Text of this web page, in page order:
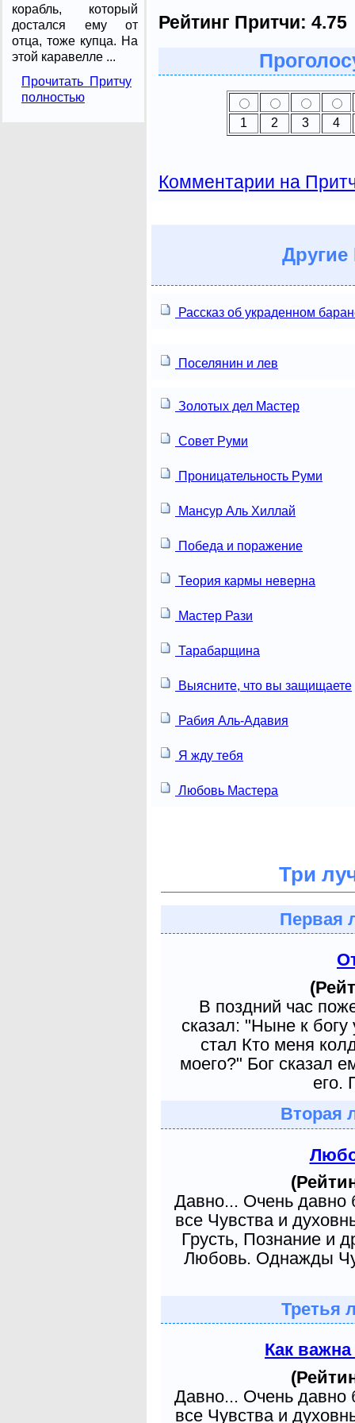
корабль, который
достался ему от
отца, тоже купца. На
этой каравелле ...
Прочитать Притчу
полностью
Рейтинг Притчи: 4.75
1 2 3 4
Комментарии на
Другие
Рассказ об украденном
Поселянин и лев
Золотых дел Мастер
Совет Руми
Проницательность Руми
Мансур Аль Хиллай
Победа и поражение
Теория кармы неверна
Мастер Рази
Тарабарщина
Выясните, что вы защищаете
Рабия Аль-Адавия
Я жду тебя
Любовь Мастера
Три
Первая
В поздний час
сказал: "Ныне к
стал Кто меня
моего?" Бог сказал
его.
Вторая
Давно... Очень давно
все Чувства и
Грусть, Познание и
Любовь. Однажды
Третья
Как
Давно... Очень давно
все Чувства и